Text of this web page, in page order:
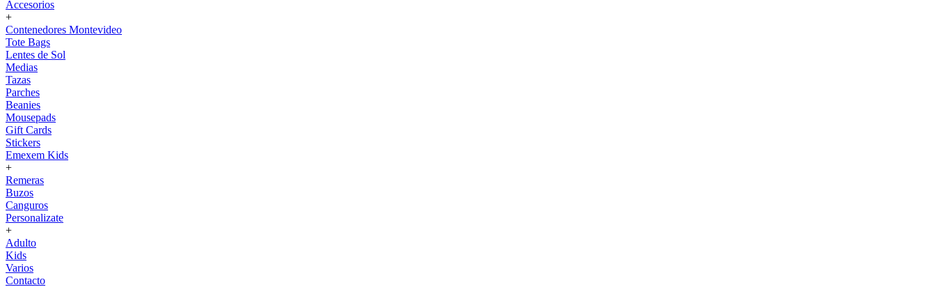
Accesorios
+
Contenedores Montevideo
Tote Bags
Lentes de Sol
Medias
Tazas
Parches
Beanies
Mousepads
Gift Cards
Stickers
Emexem Kids
+
Remeras
Buzos
Canguros
Personalizate
+
Adulto
Kids
Varios
Contacto